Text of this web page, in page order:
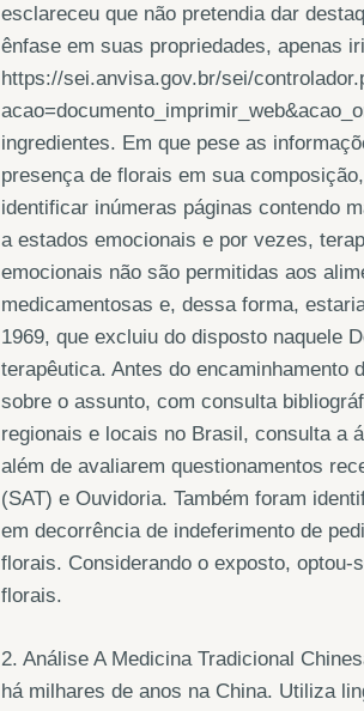
esclareceu que não pretendia dar
ênfase em suas propriedades, apenas
https://sei.anvisa.gov.br/sei/
ingredientes. Em que pese as
presença de florais em sua
identificar inúmeras páginas contendo
a estados emocionais e por vezes,
emocionais não são permitidas aos
medicamentosas e, dessa forma,
1969, que excluiu do disposto naquele
terapêutica. Antes do encaminhamento
sobre o assunto, com consulta
regionais e locais no Brasil, consulta a
além de avaliarem questionamentos
(SAT) e Ouvidoria. Também foram
em decorrência de indeferimento de
florais. Considerando o exposto,
florais.
2. Análise A Medicina Tradicional
há milhares de anos na China. Utiliza